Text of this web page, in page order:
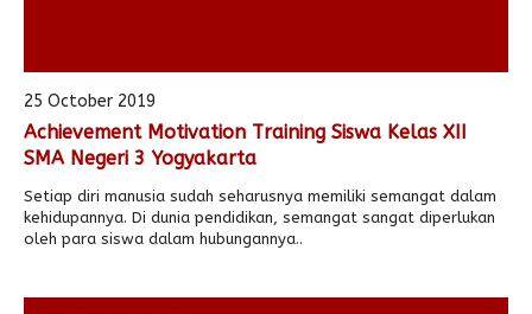
25 October 2019
Achievement Motivation Training Siswa Kelas XII
SMA Negeri 3 Yogyakarta
Setiap diri manusia sudah seharusnya memiliki semangat dalam
kehidupannya. Di dunia pendidikan, semangat sangat diperlukan
oleh para siswa dalam hubungannya..